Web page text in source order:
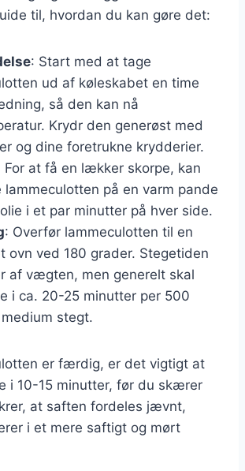
til, hvordan du kan gøre det:
: Start med at tage
ud af køleskabet en time
så den kan nå
Krydr den generøst med
og dine foretrukne krydderier.
For at få en lækker skorpe, kan
lammeculotten på en varm pande
i et par minutter på hver side.
: Overfør lammeculotten til en
ovn ved 180 grader. Stegetiden
af vægten, men generelt skal
i ca. 20-25 minutter per 500
stegt.
er færdig, er det vigtigt at
i 10-15 minutter, før du skærer
at saften fordeles jævnt,
i et mere saftigt og mørt